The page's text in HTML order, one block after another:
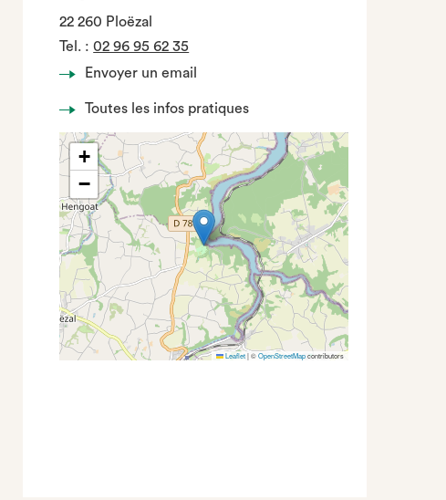
22 260 Ploëzal
Tel. :02 96 95 62 35
Envoyer un email
Toutes les infos pratiques
+
−
Leaflet|©OpenStreetMapcontributors